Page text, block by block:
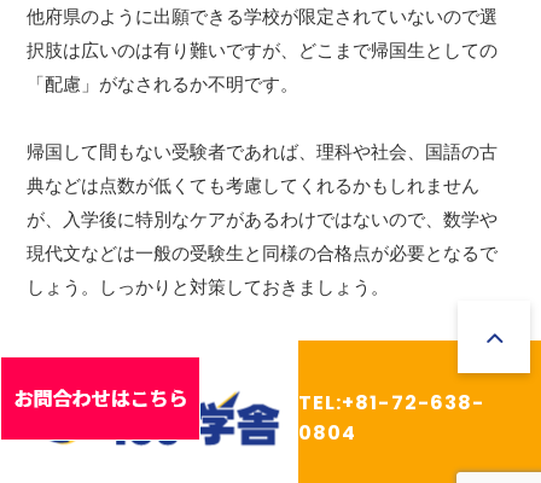
他府県のように出願できる学校が限定されていないので選
択肢は広いのは有り難いですが、どこまで帰国生としての
「配慮」がなされるか不明です。
帰国して間もない受験者であれば、理科や社会、国語の古
典などは点数が低くても考慮してくれるかもしれません
が、入学後に特別なケアがあるわけではないので、数学や
現代文などは一般の受験生と同様の合格点が必要となるで
しょう。しっかりと対策しておきましょう。
TEL:+81-72-638-
0804